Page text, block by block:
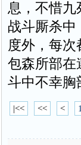
息，不惜九
战斗厮杀中
度外，每次
包森所部在
斗中不幸胸
|<< << < 1